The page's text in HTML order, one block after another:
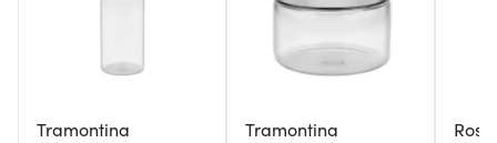
Tramontina Tramontina